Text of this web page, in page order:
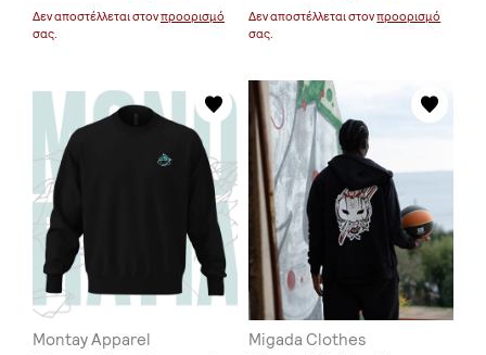
Δεν αποστέλλεται στονπροορισμό
σας.
Δεν αποστέλλεται στονπροορισμό
σας.
Montay Apparel Migada Clothes